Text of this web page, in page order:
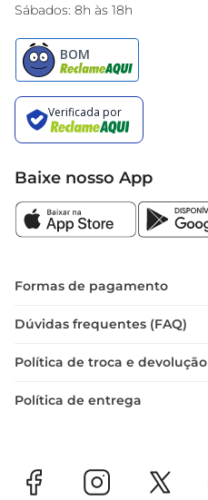
Sábados: 8h às 18h
Baixe nosso App
Formas de pagamento
Dúvidas frequentes (FAQ)
Política de troca e devolução
Política de entrega